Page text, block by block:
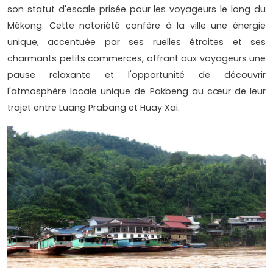
son statut d'escale prisée pour les voyageurs le long du
Mékong. Cette notoriété confère à la ville une énergie
unique, accentuée par ses ruelles étroites et ses
charmants petits commerces, offrant aux voyageurs une
pause relaxante et l'opportunité de découvrir
l'atmosphère locale unique de Pakbeng au cœur de leur
trajet entre Luang Prabang et Huay Xai.